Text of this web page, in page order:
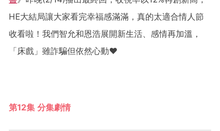
HE大結局讓大家看完幸福感滿滿，真的太適合情人節
收看啦！我們智允和恩浩展開新生活、感情再加溫，
「床戲」雖詐騙但依然心動♥
第12集 分集劇情